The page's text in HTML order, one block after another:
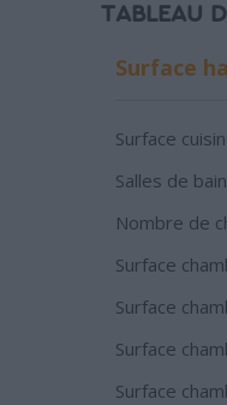
TABLEAU
Surface
Surface
Salles de
Nombre de
Surface
Surface
Surface
Surface